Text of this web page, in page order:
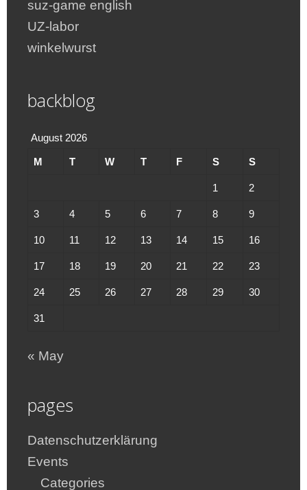
suz-game english
UZ-labor
winkelwurst
backblog
August 2026
M T W T F S S
1 2
3 4 5 6 7 8 9
10 11 12 13 14 15 16
17 18 19 20 21 22 23
24 25 26 27 28 29 30
31
« May
pages
Datenschutzerklärung
Events
Categories